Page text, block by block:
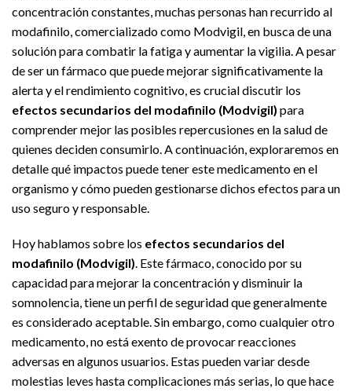
concentración constantes, muchas personas han recurrido al
modafinilo, comercializado como Modvigil, en busca de una
solución para combatir la fatiga y aumentar la vigilia. A pesar
de ser un fármaco que puede mejorar significativamente la
alerta y el rendimiento cognitivo, es crucial discutir los
efectos secundarios del modafinilo (Modvigil) para
comprender mejor las posibles repercusiones en la salud de
quienes deciden consumirlo. A continuación, exploraremos en
detalle qué impactos puede tener este medicamento en el
organismo y cómo pueden gestionarse dichos efectos para un
uso seguro y responsable.
Hoy hablamos sobre los efectos secundarios del
modafinilo (Modvigil). Este fármaco, conocido por su
capacidad para mejorar la concentración y disminuir la
somnolencia, tiene un perfil de seguridad que generalmente
es considerado aceptable. Sin embargo, como cualquier otro
medicamento, no está exento de provocar reacciones
adversas en algunos usuarios. Estas pueden variar desde
molestias leves hasta complicaciones más serias, lo que hace